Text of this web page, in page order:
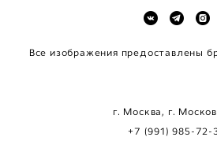
Все изображения предоставлены
г. Москва, г.
+7 (991) 985-72-